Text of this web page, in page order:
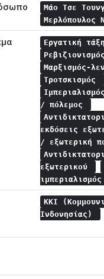
Μάο Τσε
Μερλόπουλος
Εργατική
Μαρξισμός-
Τροτσκισμός
/ πόλεμος
εκδόσεις
/ εξωτερική
εξωτερικού
ιμπεριαλισμός
ΚΚΙ
Ινδονησίας)